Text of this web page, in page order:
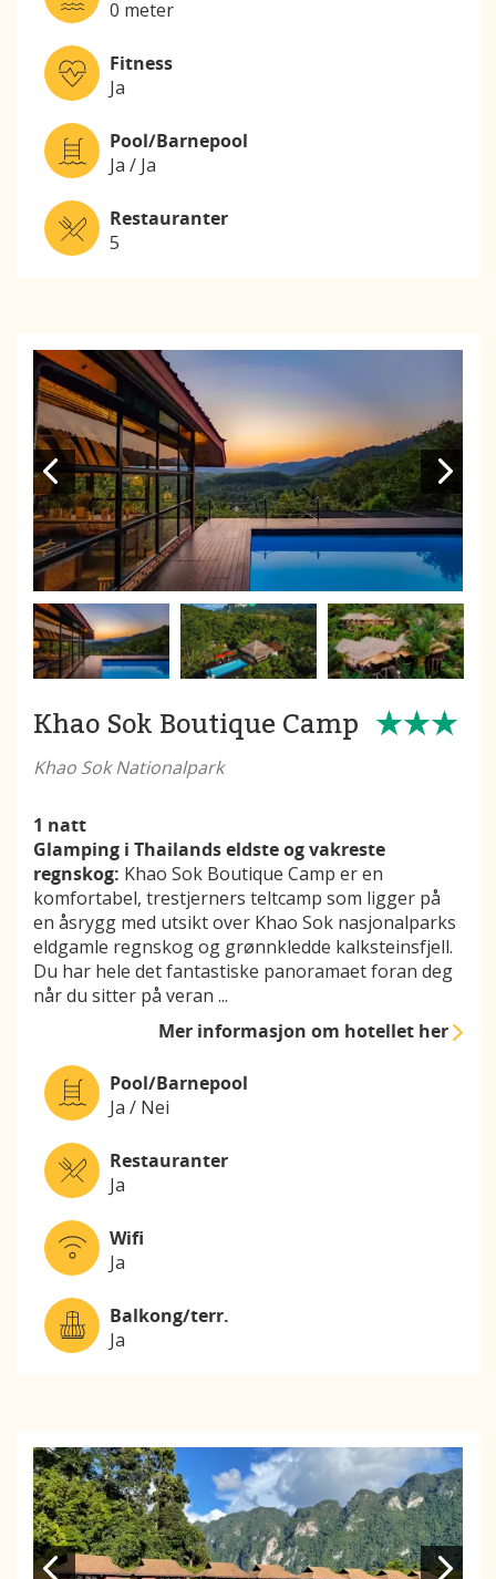
0 meter
Fitness
Ja
Pool/Barnepool
Ja / Ja
Restauranter
5
Khao Sok Boutique Camp
Khao Sok Nationalpark
1 natt
Glamping i Thailands eldste og vakreste
regnskog: Khao Sok Boutique Camp er en
komfortabel, trestjerners teltcamp som ligger på
en åsrygg med utsikt over Khao Sok nasjonalparks
eldgamle regnskog og grønnkledde kalksteinsfjell.
Du har hele det fantastiske panoramaet foran deg
når du sitter på veran ...
Mer informasjonom hotellet her
Pool/Barnepool
Ja / Nei
Restauranter
Ja
Wifi
Ja
Balkong/terr.
Ja